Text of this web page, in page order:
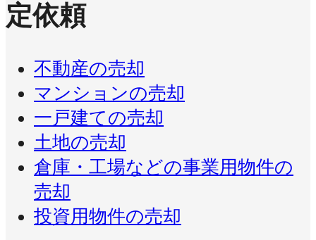
定依頼
不動産の売却
マンションの売却
一戸建ての売却
土地の売却
倉庫・工場などの事業用物件の
売却
投資用物件の売却